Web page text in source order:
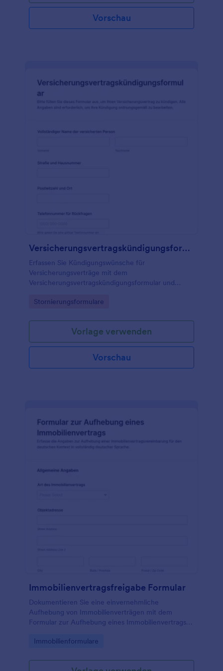
Vorschau
Versicherungsvertragskündigungsformular
Erfassen Sie Kündigungswünsche für
Versicherungsverträge mit dem
Versicherungsvertragskündigungsformular und
Formular-Antwort für Service-Teams, Maklerbüros
Go to Category:
Stornierungsformulare
Vorlage verwenden
Vorschau
Immobilienvertragsfreigabe Formular
Dokumentieren Sie eine einvernehmliche
Aufhebung von Immobilienverträgen mit dem
Formular zur Aufhebung eines Immobilienvertrags
Formularantworten für Makler, Verwaltungen und
Go to Category:
Immobilienformulare